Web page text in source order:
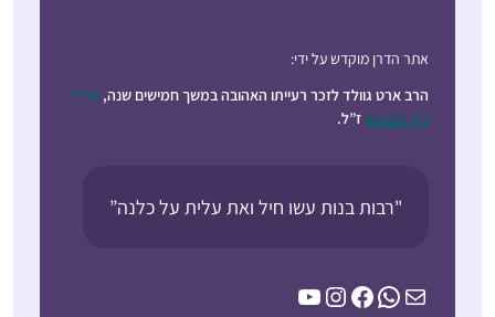
אתר הדרן מוקדש על ידי:
הרב ארט גוולד לזכר רעייתו האהובה במשך חמישים שנה, קרול
ג’וי רובינסון ז”ל.
"רבות בנות עשו חיל ואת עלית על כלנה”
Mail
WhatsApp
Facebook
Instagram
YouTube